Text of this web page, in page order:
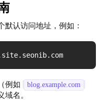
默认访问地址，例如：
例如 blog.example.com
域名。